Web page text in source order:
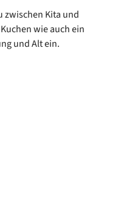
zwischen Kita und
wie auch ein
und Alt ein.